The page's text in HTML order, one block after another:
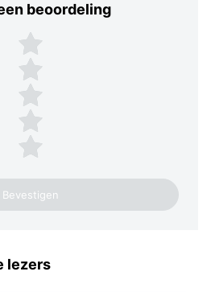
beoordeling
Plaats een beoordeling
5 sterren
4 sterren
3 sterren
2 sterren
1 ster
lezers